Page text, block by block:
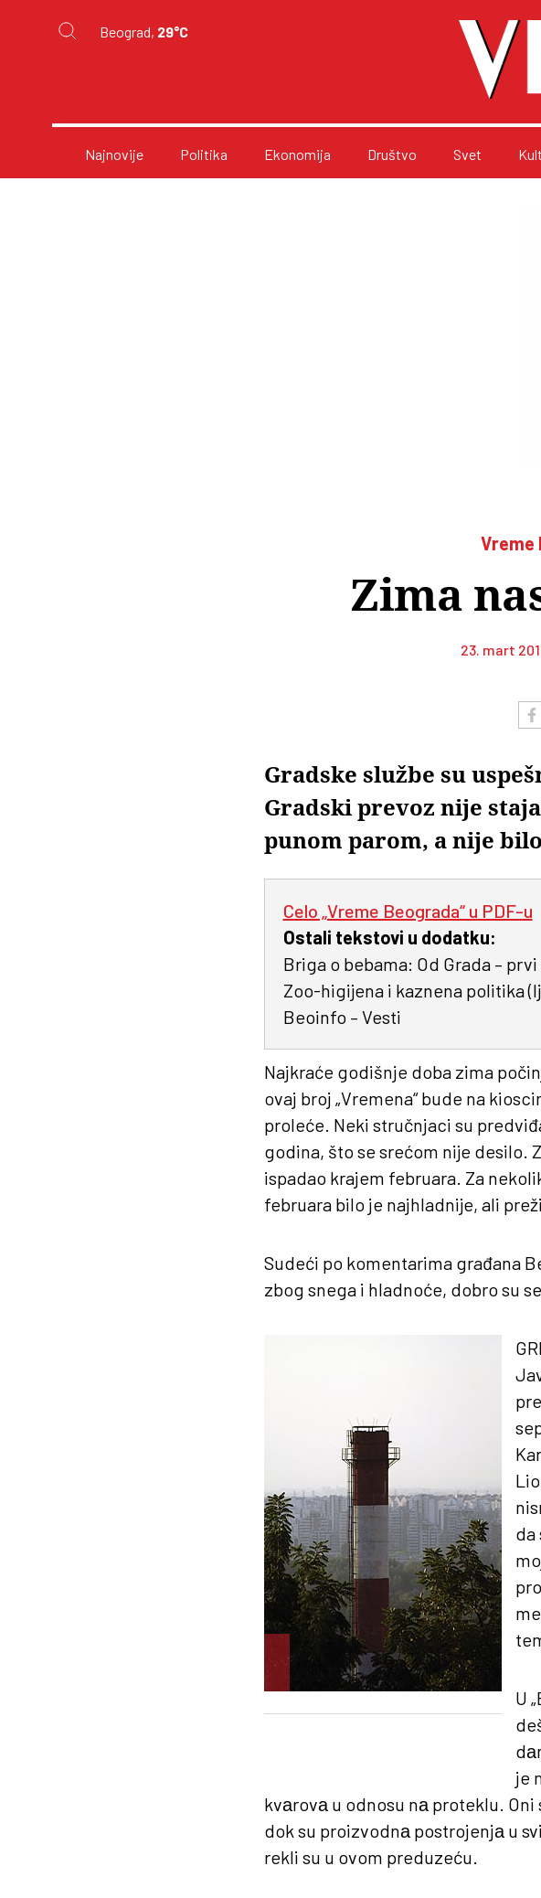
Beograd, 29°C
Najnovije Politika Ekonomija Društvo Svet
Vreme
Zima
23. mart
Gradske službe su
Gradski prevoz nije
punom parom, a nije
Celo „Vreme Beograda“ u PDF-u
Ostali tekstovi u dodatku:
Briga o bebama: Od Grada –
Zoo-higijena i kaznena politika
Beoinfo – Vesti
Najkraće godišnje doba zima
ovaj broj „Vremena“ bude na
proleće. Neki stručnjaci su
godina, što se srećom nije desilo.
ispadao krajem februara. Za
februara bilo je najhladnije, ali
Sudeći po komentarima građana
zbog snega i hladnoće, dobro su
da
U
je
kvаrovа u odnosu nа proteklu.
dok su proizvodnа postrojenjа u
rekli su u ovom preduzeću.